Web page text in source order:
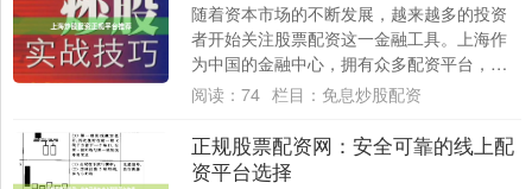
随着资本市场的不断发展，越来越多的投资
者开始关注股票配资这一金融工具。上海作
为中国的金融中心，拥有众多配资平台，但
如何从中筛选出正规、安全的平台，成为许
阅读： 74 栏目： 免息炒股配资
正规股票配资网：安全可靠的线上配
资平台选择